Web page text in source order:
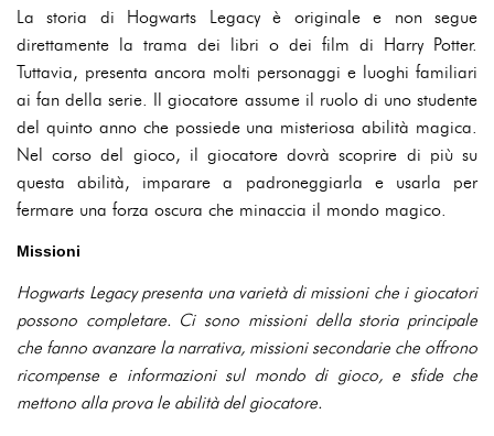
La storia di Hogwarts Legacy è originale e non segue
direttamente la trama dei libri o dei film di Harry Potter.
Tuttavia, presenta ancora molti personaggi e luoghi familiari
ai fan della serie. Il giocatore assume il ruolo di uno studente
del quinto anno che possiede una misteriosa abilità magica.
Nel corso del gioco, il giocatore dovrà scoprire di più su
questa abilità, imparare a padroneggiarla e usarla per
fermare una forza oscura che minaccia il mondo magico.
Missioni
Hogwarts Legacy presenta una varietà di missioni che i giocatori
possono completare. Ci sono missioni della storia principale
che fanno avanzare la narrativa, missioni secondarie che offrono
ricompense e informazioni sul mondo di gioco, e sfide che
mettono alla prova le abilità del giocatore.